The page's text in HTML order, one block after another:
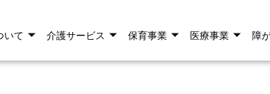
いて 介護サービス 保育事業 医療事業 障